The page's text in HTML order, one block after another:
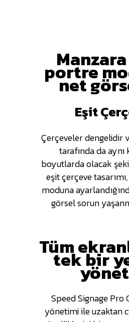
portre
net
Eşit
Çerçeveler dengelidir
tarafında da aynı
boyutlarda olacak
eşit çerçeve
moduna
görsel sorun
Tüm
tek bir
Speed Signage Pro
yönetimi ile uzaktan